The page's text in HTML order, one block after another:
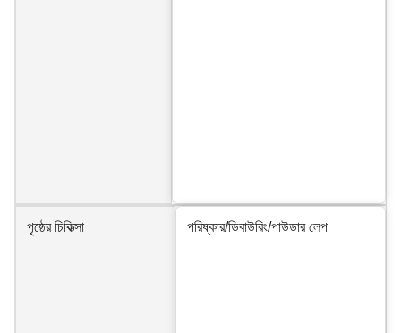
পৃষ্ঠের চিকিত্সা পরিষ্কার/ডিবাউরিং/পাউডার লেপ